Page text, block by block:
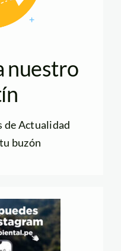
nuestro
de Actualidad
buzón